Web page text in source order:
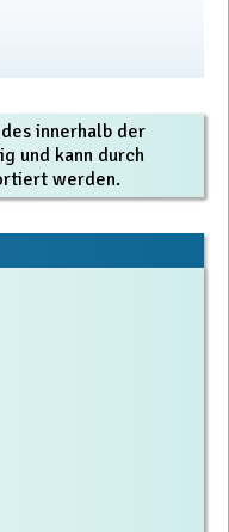
innerhalb der
und kann durch
werden.